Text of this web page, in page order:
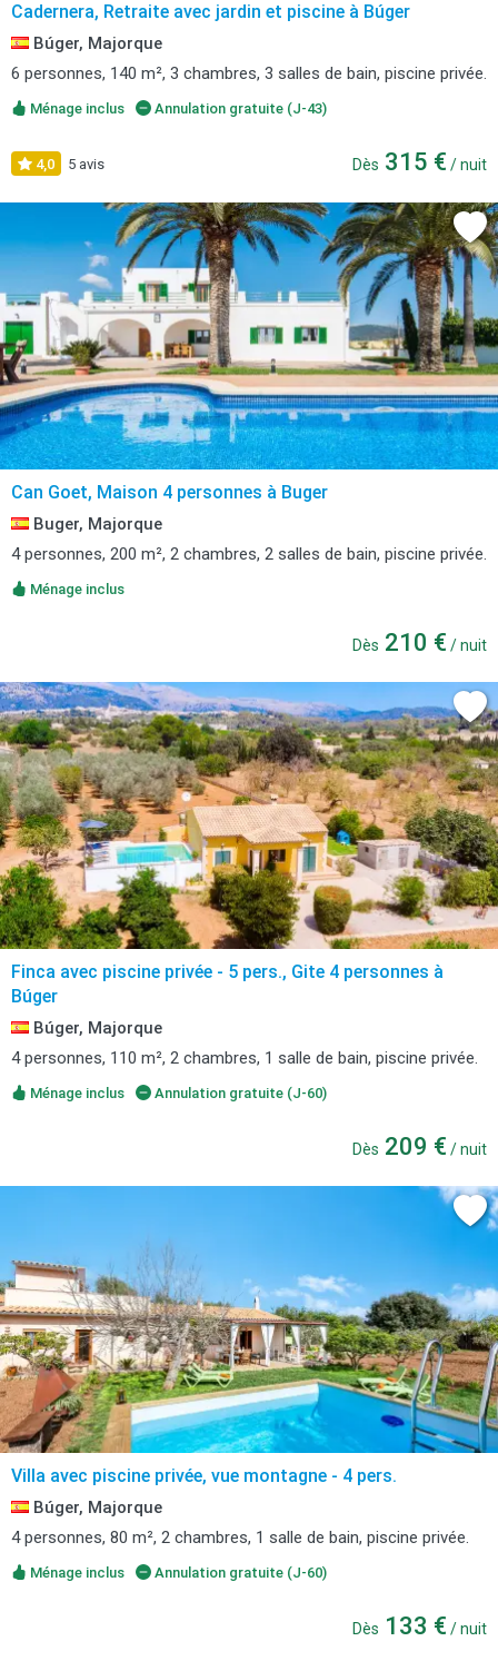
Cadernera, Retraite avec jardin et piscine à Búger
Búger, Majorque
6 personnes, 140 m², 3 chambres, 3 salles de bain, piscine privée.
Ménage inclus Annulation gratuite (J-43)
4,0 5 avis Dès 315 € / nuit
Can Goet, Maison 4 personnes à Buger
Buger, Majorque
4 personnes, 200 m², 2 chambres, 2 salles de bain, piscine privée.
Ménage inclus
Dès 210 € / nuit
Finca avec piscine privée - 5 pers., Gite 4 personnes à
Búger
Búger, Majorque
4 personnes, 110 m², 2 chambres, 1 salle de bain, piscine privée.
Ménage inclus Annulation gratuite (J-60)
Dès 209 € / nuit
Villa avec piscine privée, vue montagne - 4 pers.
Búger, Majorque
4 personnes, 80 m², 2 chambres, 1 salle de bain, piscine privée.
Ménage inclus Annulation gratuite (J-60)
Dès 133 € / nuit